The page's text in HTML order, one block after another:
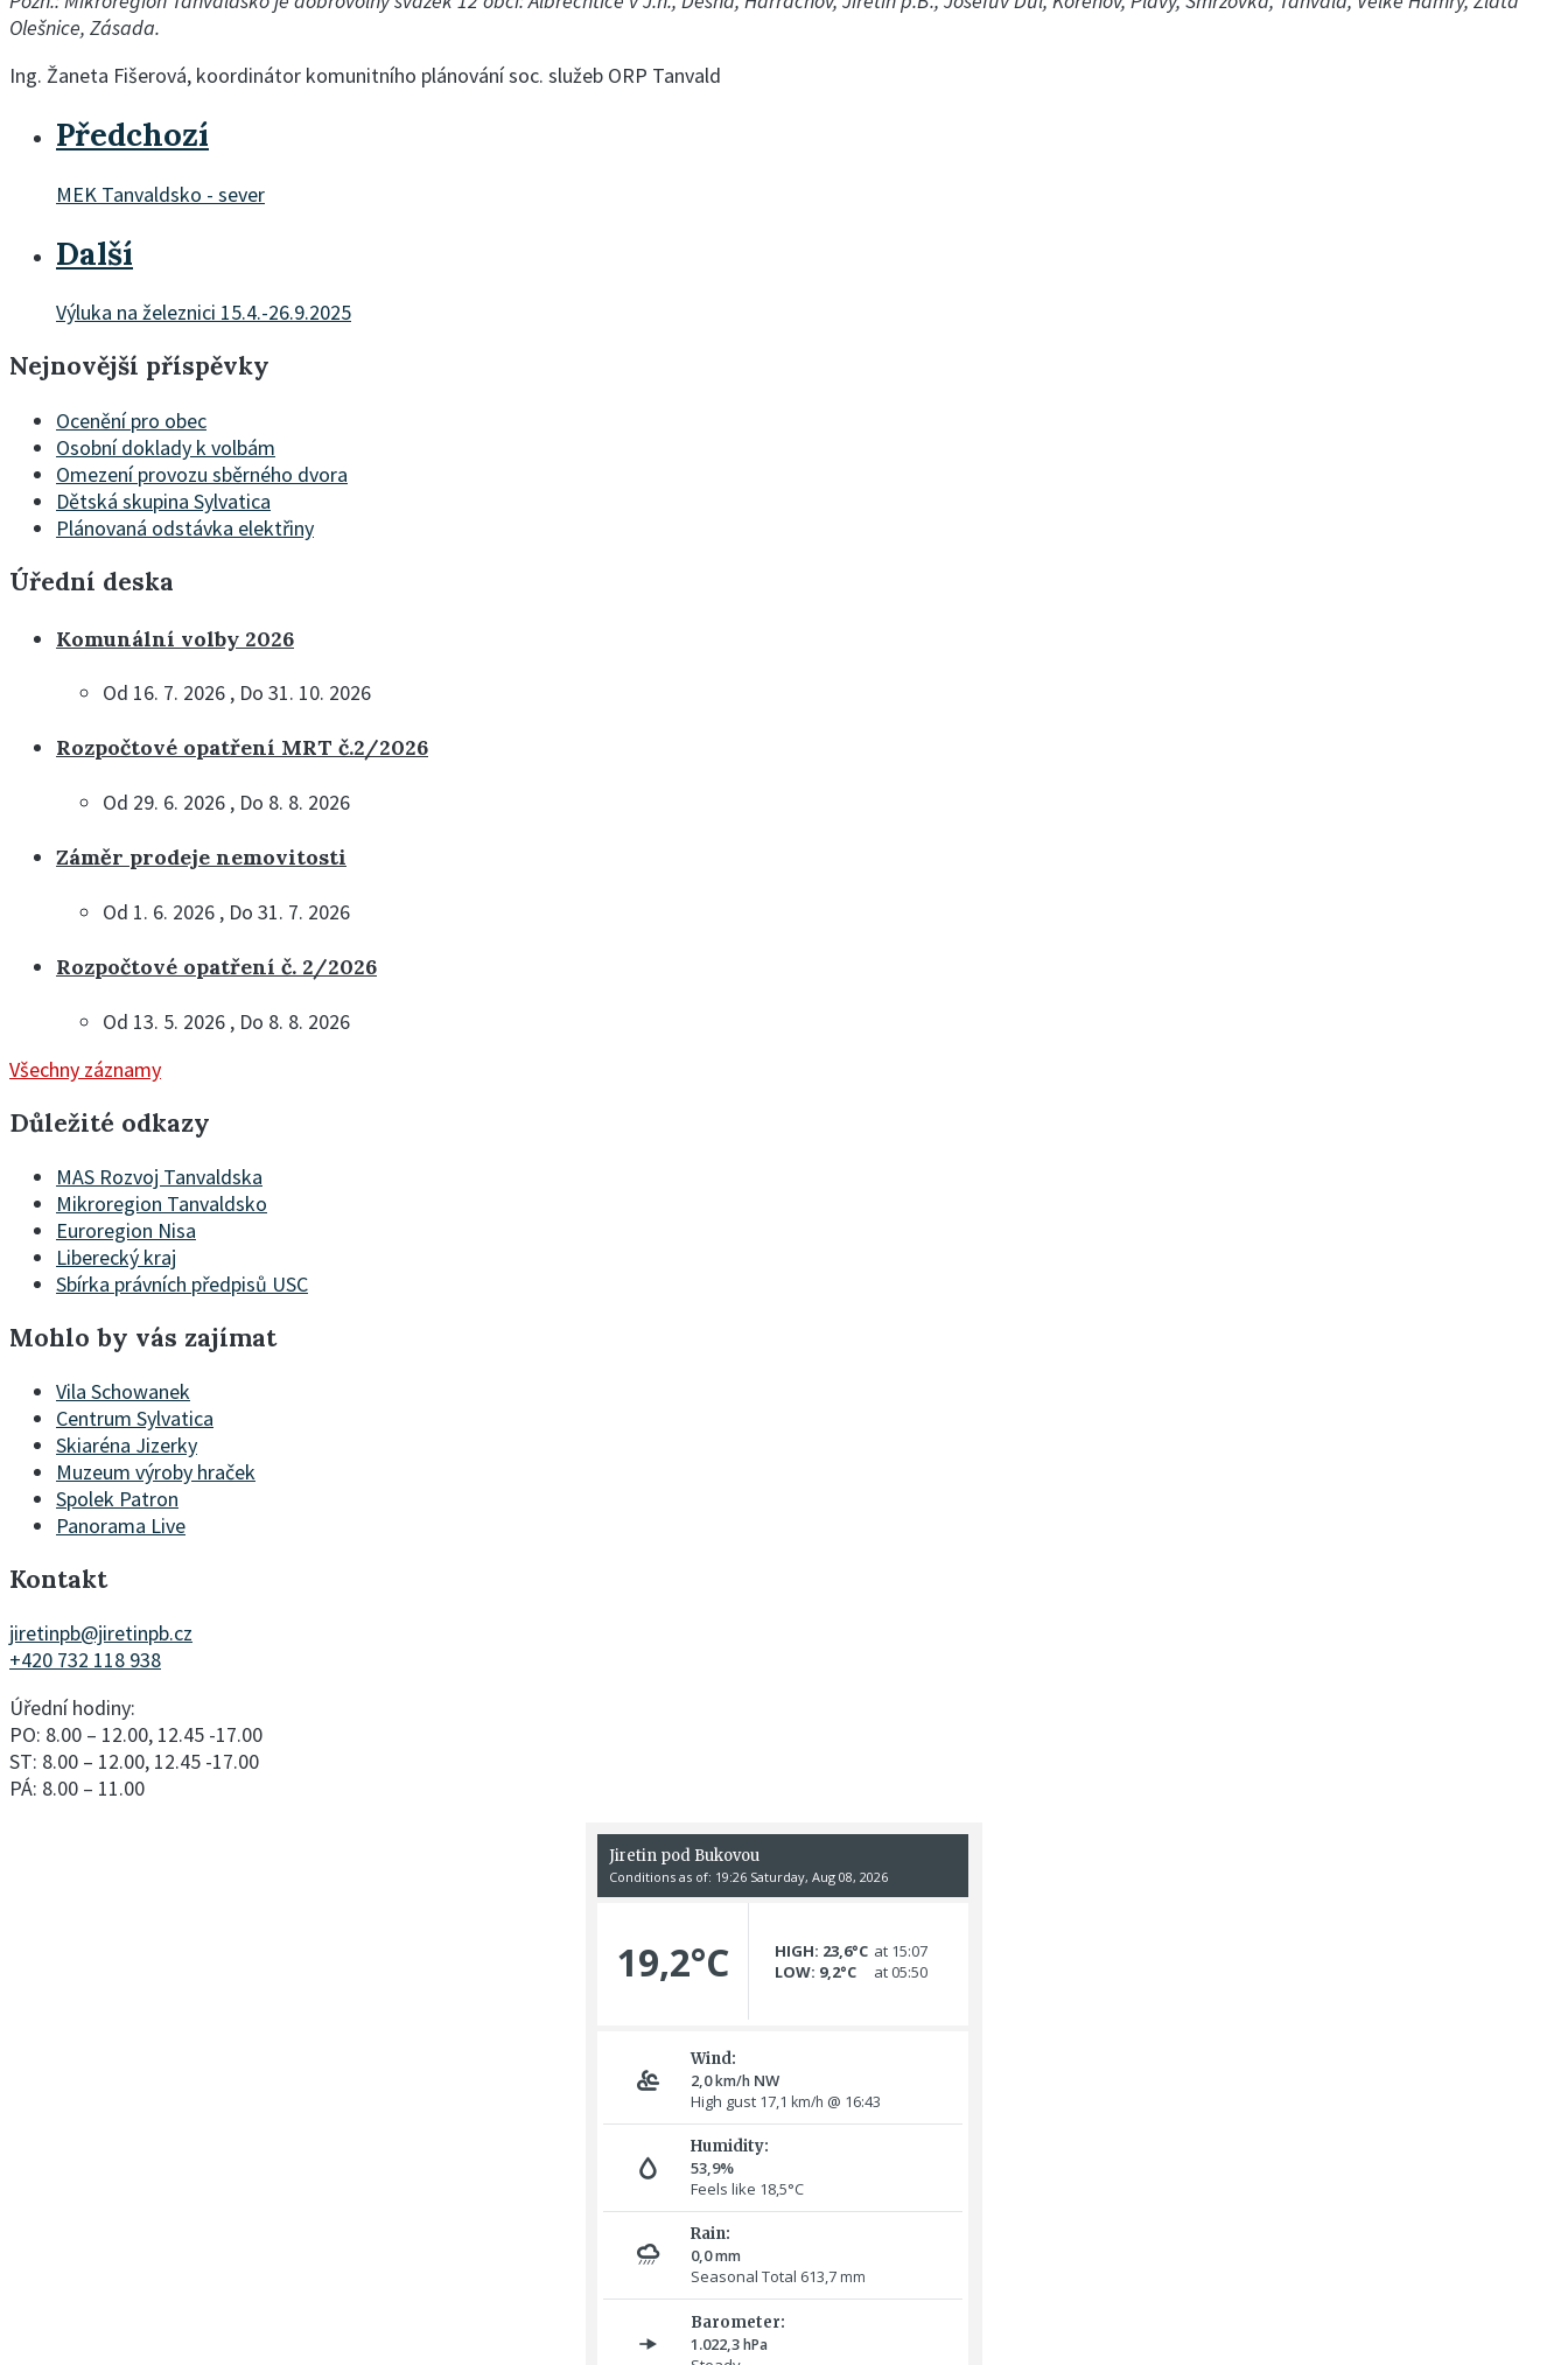
Olešnice, Zásada.
Ing. Žaneta Fišerová, koordinátor komunitního plánování soc. služeb ORP Tanvald
Předchozí
MEK Tanvaldsko - sever
Další
Výluka na železnici 15.4.-26.9.2025
Nejnovější příspěvky
Ocenění pro obec
Osobní doklady k volbám
Omezení provozu sběrného dvora
Dětská skupina Sylvatica
Plánovaná odstávka elektřiny
Úřední deska
Komunální volby 2026
Od 16. 7. 2026 , Do 31. 10. 2026
Rozpočtové opatření MRT č.2/2026
Od 29. 6. 2026 , Do 8. 8. 2026
Záměr prodeje nemovitosti
Od 1. 6. 2026 , Do 31. 7. 2026
Rozpočtové opatření č. 2/2026
Od 13. 5. 2026 , Do 8. 8. 2026
Všechny záznamy
Důležité odkazy
MAS Rozvoj Tanvaldska
Mikroregion Tanvaldsko
Euroregion Nisa
Liberecký kraj
Sbírka právních předpisů USC
Mohlo by vás zajímat
Vila Schowanek
Centrum Sylvatica
Skiaréna Jizerky
Muzeum výroby hraček
Spolek Patron
Panorama Live
Kontakt
jiretinpb@jiretinpb.cz
+420 732 118 938
Úřední hodiny:
PO: 8.00 – 12.00, 12.45 -17.00
ST: 8.00 – 12.00, 12.45 -17.00
PÁ: 8.00 – 11.00